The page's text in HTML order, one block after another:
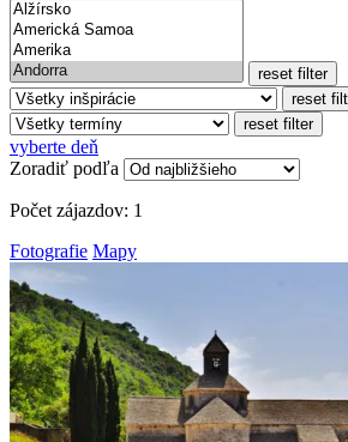
reset filter
reset
reset filter
vyberte deň
Zoradiť podľa
Počet zájazdov: 1
Fotografie Mapy